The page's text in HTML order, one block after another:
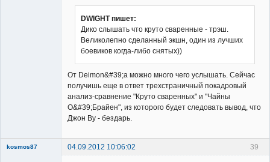
DWIGHT пишет:
Дико слышать что круто сваренные - трэш.
Великолепно сделанный экшн, один из лучших
боевиков когда-либо снятых))
От Deimon&#39;а можно много чего услышать. Сейчас
получишь еще в ответ трехстраничный покадровый
анализ-сравнение "Круто сваренных" и "Чайны
О&#39;Брайен", из которого будет следовать вывод, что
Джон Ву - бездарь.
39
kosmos87 04.09.2012 10:06:02